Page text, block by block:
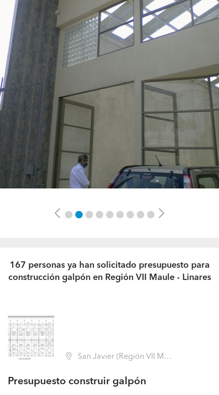
Previous Next
167 personas ya han solicitado presupuesto para
construcción galpón en Región VII Maule - Linares
San Javier (Región VII Maule - Linares)
Presupuesto construir galpón